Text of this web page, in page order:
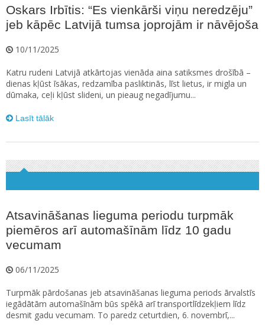
Oskars Irbītis: “Es vienkārši viņu neredzēju”
jeb kāpēc Latvijā tumsa joprojām ir nāvējoša
10/11/2025
Katru rudeni Latvijā atkārtojas vienāda aina satiksmes drošībā –
dienas kļūst īsākas, redzamība pasliktinās, līst lietus, ir migla un
dūmaka, ceļi kļūst slideni, un pieaug negadījumu...
Lasīt tālāk
Atsavināšanas lieguma periodu turpmāk
piemēros arī automašīnām līdz 10 gadu
vecumam
06/11/2025
Turpmāk pārdošanas jeb atsavināšanas lieguma periods ārvalstīs
iegādātām automašīnām būs spēkā arī transportlīdzekļiem līdz
desmit gadu vecumam. To paredz ceturtdien, 6. novembrī,...